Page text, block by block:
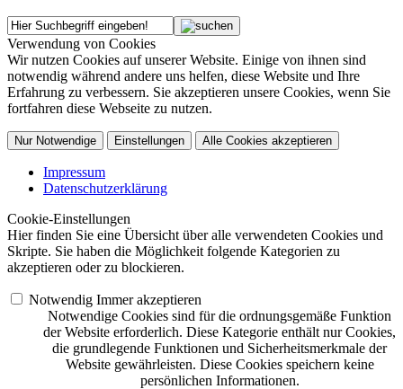
Verwendung von Cookies
Wir nutzen Cookies auf unserer Website. Einige von ihnen sind
notwendig während andere uns helfen, diese Website und Ihre
Erfahrung zu verbessern. Sie akzeptieren unsere Cookies, wenn Sie
fortfahren diese Webseite zu nutzen.
Nur Notwendige Einstellungen Alle Cookies akzeptieren
Impressum
Datenschutzerklärung
Cookie-Einstellungen
Hier finden Sie eine Übersicht über alle verwendeten Cookies und
Skripte. Sie haben die Möglichkeit folgende Kategorien zu
akzeptieren oder zu blockieren.
Notwendig Immer akzeptieren
Notwendige Cookies sind für die ordnungsgemäße Funktion
der Website erforderlich. Diese Kategorie enthält nur Cookies,
die grundlegende Funktionen und Sicherheitsmerkmale der
Website gewährleisten. Diese Cookies speichern keine
persönlichen Informationen.